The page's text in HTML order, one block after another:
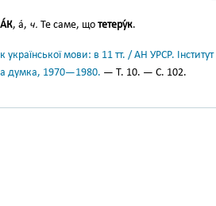
, а́, ч. Те саме, що тетеру́к.
української мови: в 11 тт. / АН УРСР.
думка, 1970—1980. — Т. 10. — С. 102.